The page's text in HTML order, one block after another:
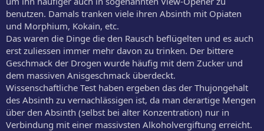
benutzen. Damals tranken viele ihren Absinth mit Opiaten
und Morphium, Kokain, etc.
Das waren die Dinge die den Rausch beflügelten und es auch
erst zuliessen immer mehr davon zu trinken. Der bittere
Geschmack der Drogen wurde häufig mit dem Zucker und
dem massiven Anisgeschmack überdeckt.
Wissenschaftliche Test haben ergeben das der Thujongehalt
des Absinth zu vernachlässigen ist, da man derartige Mengen
über den Absinth (selbst bei alter Konzentration) nur in
Verbindung mit einer massivsten Alkoholvergiftung erreicht.